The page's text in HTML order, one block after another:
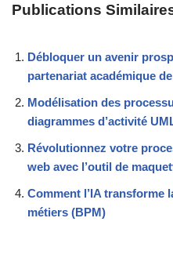
Publications
Débloquer un avenir
partenariat académique
Modélisation des
diagrammes d’activité
Révolutionnez votre
web avec l’outil de
Comment l’IA transforme
métiers (BPM)